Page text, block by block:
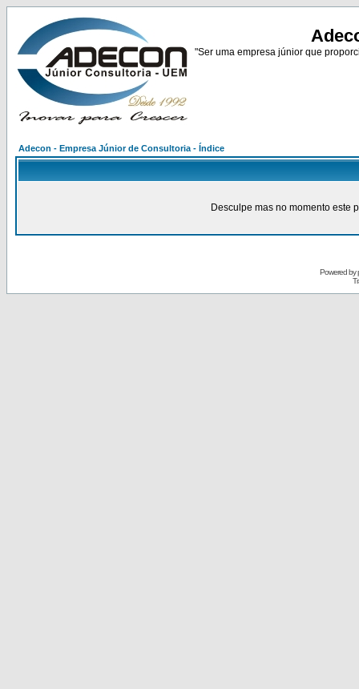
"Ser uma empresa júnior que
Adecon - Empresa Júnior de Consultoria - Índice
Desculpe mas no momento este
Powered by